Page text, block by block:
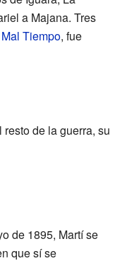
a Majana. Tres
Tiempo, fue
resto de la guerra, su
de 1895, Martí se
que sí se